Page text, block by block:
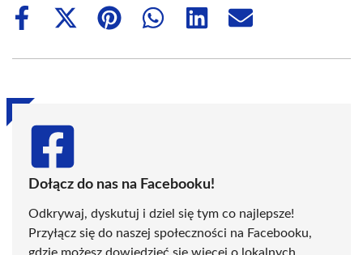
Share
Share
(Twitter)
Share
Share
Share
Share
Dołącz do nas na Facebooku!
Odkrywaj, dyskutuj i dziel się tym co najlepsze!
Przyłącz się do naszej społeczności na Facebooku,